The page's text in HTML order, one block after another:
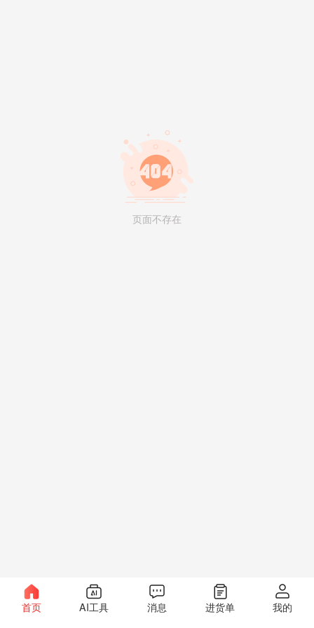
页面不存在
首页 AI工具 消息 进货单 我的